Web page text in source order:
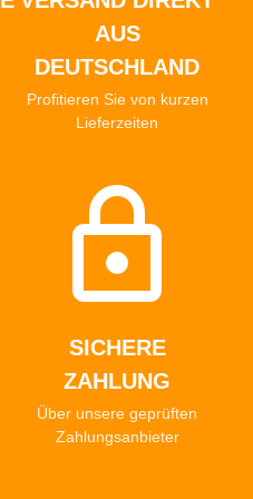
AUS
DEUTSCHLAND
Profitieren Sie von kurzen
Lieferzeiten
SICHERE
ZAHLUNG
Über unsere geprüften
Zahlungsanbieter